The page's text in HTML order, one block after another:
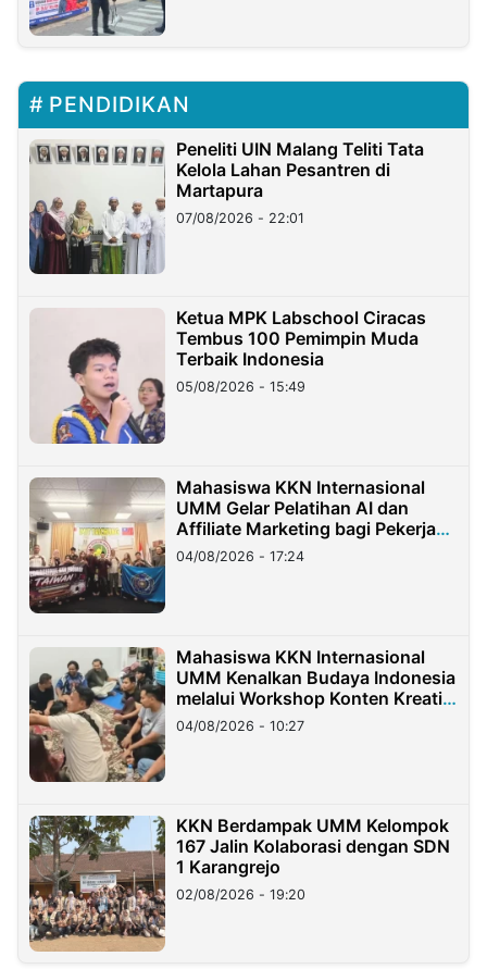
PENDIDIKAN
Peneliti UIN Malang Teliti Tata
Kelola Lahan Pesantren di
Martapura
07/08/2026 - 22:01
Ketua MPK Labschool Ciracas
Tembus 100 Pemimpin Muda
Terbaik Indonesia
05/08/2026 - 15:49
Mahasiswa KKN Internasional
UMM Gelar Pelatihan AI dan
Affiliate Marketing bagi Pekerja
Migran Indonesia di Taiwan
04/08/2026 - 17:24
Mahasiswa KKN Internasional
UMM Kenalkan Budaya Indonesia
melalui Workshop Konten Kreatif
di Taiwan
04/08/2026 - 10:27
KKN Berdampak UMM Kelompok
167 Jalin Kolaborasi dengan SDN
1 Karangrejo
02/08/2026 - 19:20